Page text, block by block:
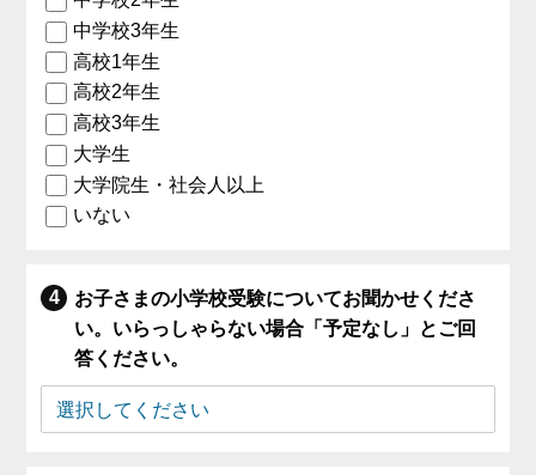
中学校3年生
高校1年生
高校2年生
高校3年生
大学生
大学院生・社会人以上
いない
お子さまの小学校受験についてお聞かせくださ
い。いらっしゃらない場合「予定なし」とご回
答ください。